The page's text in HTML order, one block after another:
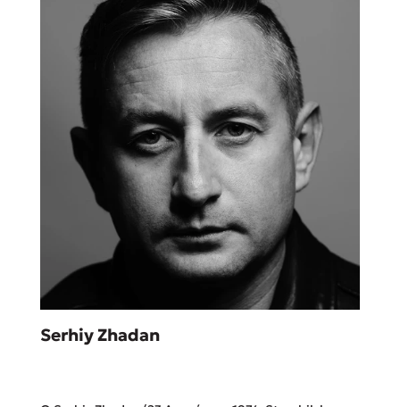
Το ξενοδοχείο των συναισθημάτων
Χάρης Πολίτης
Καθρέφτης
Sebastian Fitzek
Serhiy Zhadan